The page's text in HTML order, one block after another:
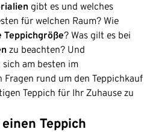
gibt es und welches
für welchen Raum? Wie
Teppichgröße? Was gilt es bei
zu beachten? Und
sich am besten im
rund um den Teppichkauf
Teppich für Ihr Zuhause zu
Teppich